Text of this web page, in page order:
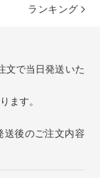
ランキング
文で当日発送いた
ます。
後のご注文内容